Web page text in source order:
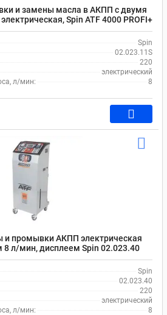
и замены масла в АКПП с двумя
Spin ATF 4000 PROFI+
Spin
02.023.11S
220
электрический
л/мин:
8
и промывки АКПП электрическая
8 л/мин, дисплеем Spin 02.023.40
Spin
02.023.40
220
электрический
л/мин:
8